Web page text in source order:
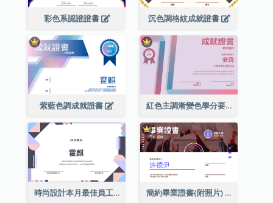
彩色系認證證書 沉色調格紋成就證書
紫藍色調成就證書 紅色主調漸變色學分要求成就證書
時尚設計本月最佳員工證書 簡約畢業證書(附照片)